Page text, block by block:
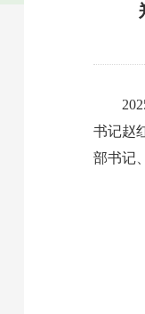
书记赵
部书记